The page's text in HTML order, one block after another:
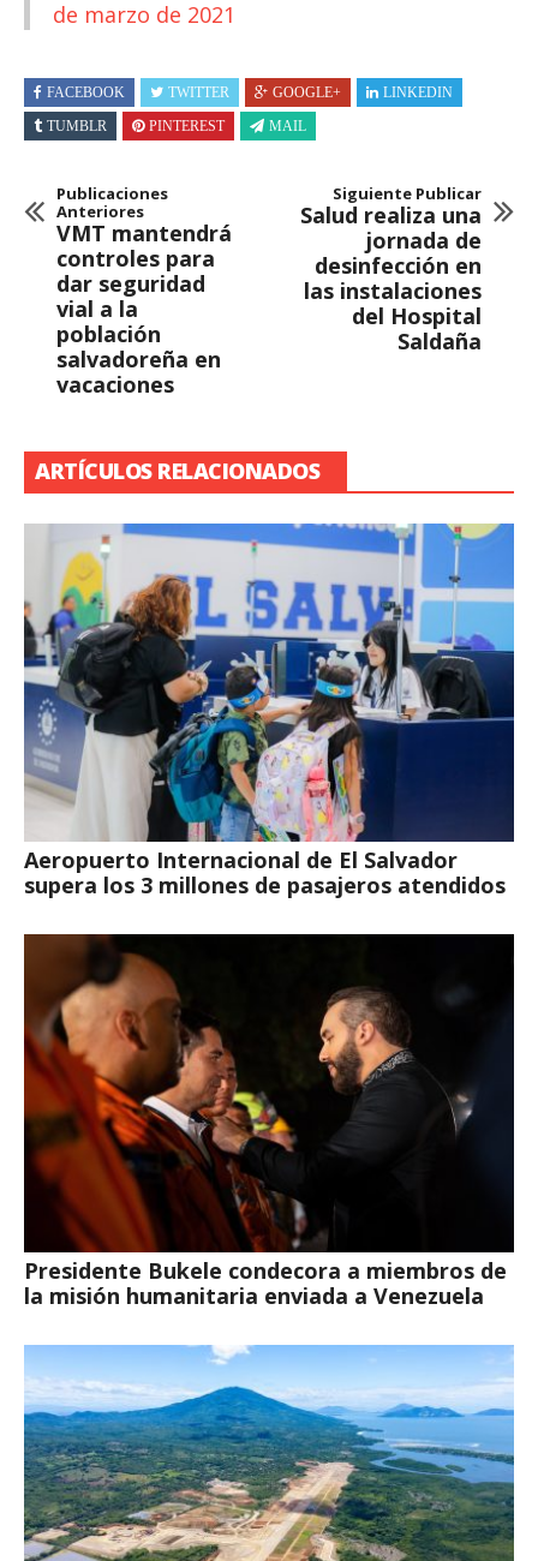
de marzo de 2021
FACEBOOK TWITTER GOOGLE+
LINKEDIN
TUMBLR
PINTEREST MAIL
Publicaciones
Anteriores
VMT mantendrá
controles para
dar seguridad
vial a la
población
salvadoreña en
vacaciones
Siguiente Publicar
Salud realiza una
jornada de
desinfección en
las instalaciones
del Hospital
Saldaña
ARTÍCULOS RELACIONADOS
Aeropuerto Internacional de El Salvador
supera los 3 millones de pasajeros atendidos
Presidente Bukele condecora a miembros de
la misión humanitaria enviada a Venezuela